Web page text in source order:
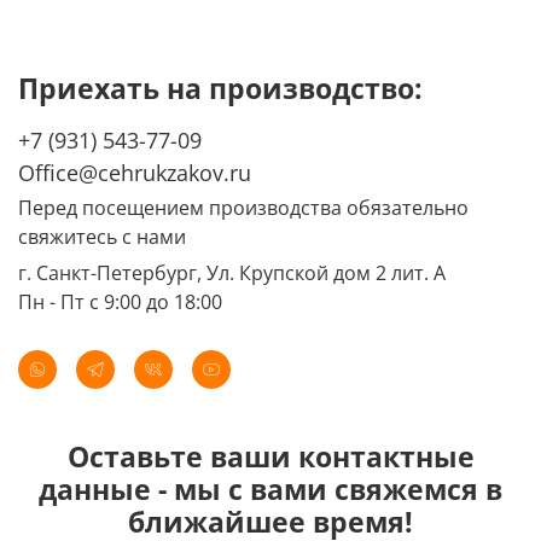
Приехать на производство:
+7 (931) 543-77-09
Office@cehrukzakov.ru
Перед посещением производства обязательно
свяжитесь с нами
г. Санкт-Петербург, Ул. Крупской дом 2 лит. А
Пн - Пт с 9:00 до 18:00
Оставьте ваши контактные
данные - мы с вами свяжемся в
ближайшее время!